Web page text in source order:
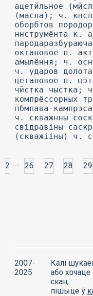
2 ... 26 27 28 29
2007-
2025
Калі
або
скан,
пішыце ў